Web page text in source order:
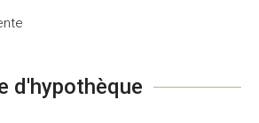
d'hypothèque